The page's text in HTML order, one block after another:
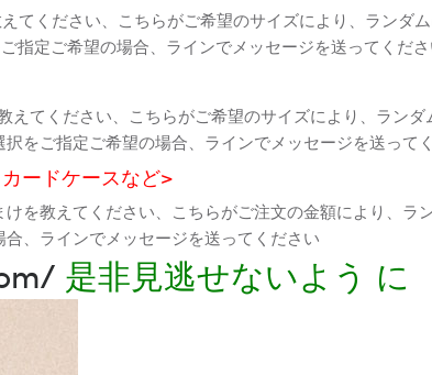
てください、こちらがご希望のサイズにより、ランダ
指定ご希望の場合、ラインでメッセージを送ってくだ
てください、こちらがご希望のサイズにより、ランダ
をご指定ご希望の場合、ラインでメッセージを送って
ードケースなど>
を教えてください、こちらがご注文の金額により、ラ
、ラインでメッセージを送ってください
是非見逃せないよう に